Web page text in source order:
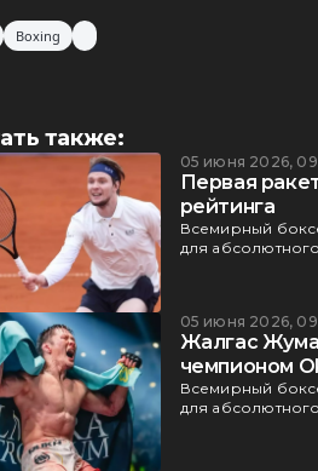
Boxing
также:
05 июня 2026,
Первая
рейтинга
Всемирный
для
05 июня 2026,
Жалгас
чемпионом
Всемирный
для